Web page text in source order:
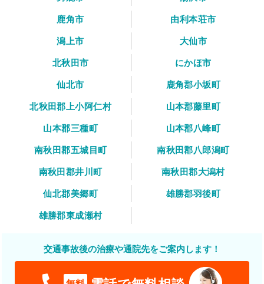
鹿角市
由利本荘市
潟上市
大仙市
北秋田市
にかほ市
仙北市
鹿角郡小坂町
北秋田郡上小阿仁村
山本郡藤里町
山本郡三種町
山本郡八峰町
南秋田郡五城目町
南秋田郡八郎潟町
南秋田郡井川町
南秋田郡大潟村
仙北郡美郷町
雄勝郡羽後町
雄勝郡東成瀬村
交通事故後の治療や通院先をご案内します！